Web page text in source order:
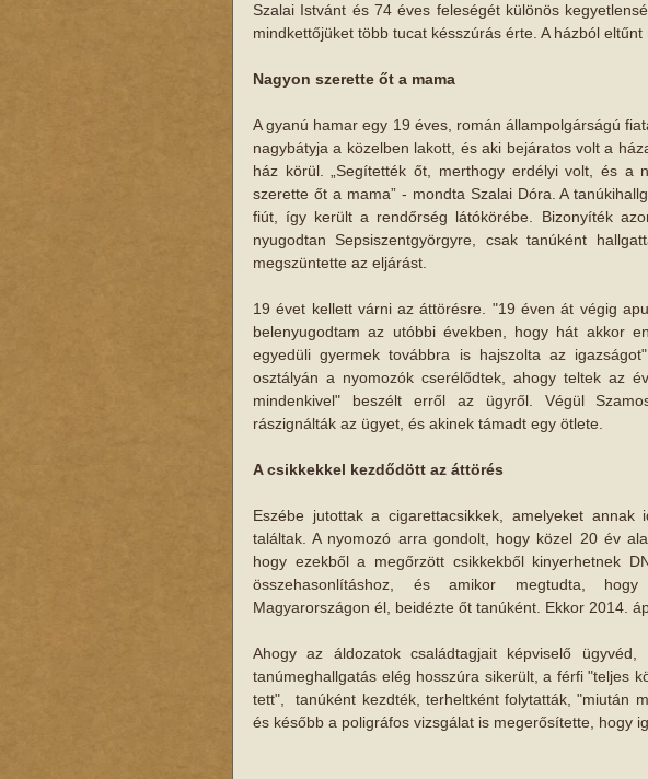
Szalai Istvánt és 74 éves feleségét különös
mindkettőjüket több tucat késszúrás érte. A házból eltűnt
Nagyon szerette őt a mama
A gyanú hamar egy 19 éves, román állampolgárságú
nagybátyja a közelben lakott, és aki bejáratos volt a
ház körül. „Segítették őt, merthogy erdélyi volt, és a
szerette őt a mama” - mondta Szalai Dóra. A
fiút, így került a rendőrség látókörébe. Bizonyíték
nyugodtan Sepsiszentgyörgyre, csak tanúként
megszüntette az eljárást.
19 évet kellett várni az áttörésre. "19 éven át végig
belenyugodtam az utóbbi években, hogy hát akkor
egyedüli gyermek továbbra is hajszolta az
osztályán a nyomozók cserélődtek, ahogy teltek az
mindenkivel" beszélt erről az ügyről. Végül
rászignálták az ügyet, és akinek támadt egy ötlete.
A csikkekkel kezdődött az áttörés
Eszébe jutottak a cigarettacsikkek, amelyeket annak
találtak. A nyomozó arra gondolt, hogy közel 20 év
hogy ezekből a megőrzött csikkekből kinyerhetnek
összehasonlításhoz, és amikor megtudta,
Magyarországon él, beidézte őt tanúként. Ekkor 2014.
Ahogy az áldozatok családtagjait képviselő
tanúmeghallgatás elég hosszúra sikerült, a férfi "teljes
tett",  tanúként kezdték, terheltként folytatták, "miután
és később a poligráfos vizsgálat is megerősítette, hogy